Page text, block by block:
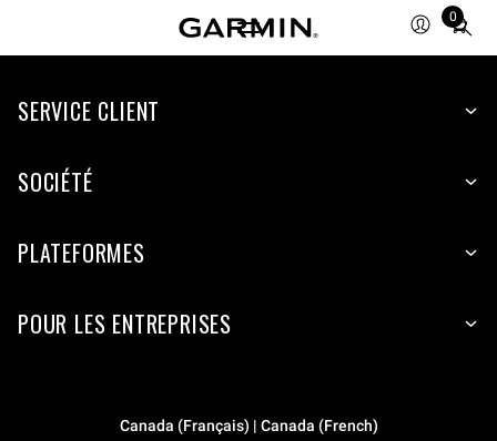
0
Total
items
cart:
SERVICE CLIENT
SOCIÉTÉ
PLATEFORMES
POUR LES ENTREPRISES
Canada (Français) | Canada (French)